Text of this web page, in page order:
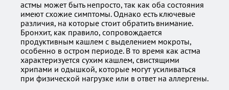
астмы может быть непросто, так как оба состояния
имеют схожие симптомы. Однако есть ключевые
различия, на которые стоит обратить внимание.
Бронхит, как правило, сопровождается
продуктивным кашлем с выделением мокроты,
особенно в остром периоде. В то время как астма
характеризуется сухим кашлем, свистящими
хрипами и одышкой, которые могут усиливаться
при физической нагрузке или в ответ на аллергены.